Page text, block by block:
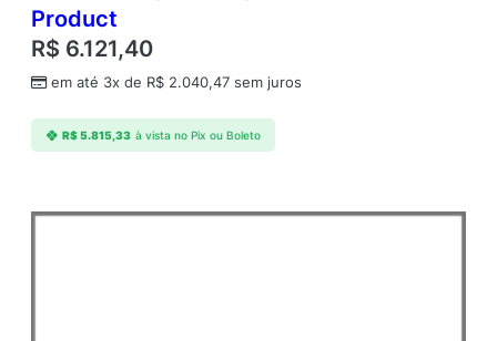
q
a
n
a
Product
R$ 6.121,40
em até 3x de R$ 2.040,47 sem juros
R$5.815,33 à vista no Pix ou Boleto